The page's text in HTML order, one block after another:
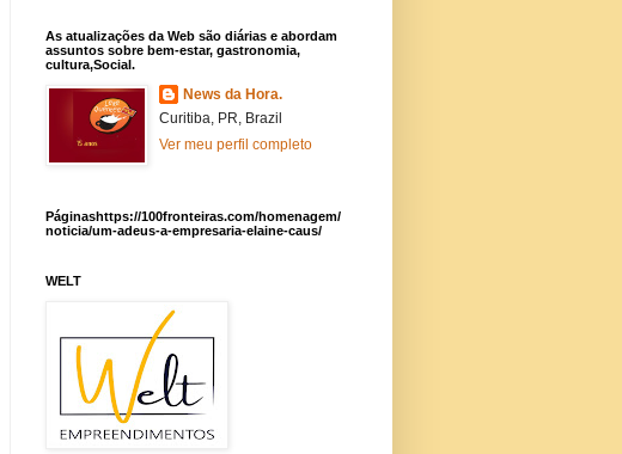
As atualizações da Web são diárias e abordam
assuntos sobre bem-estar, gastronomia,
cultura,Social.
News da Hora.
Curitiba, PR, Brazil
Ver meu perfil completo
Páginashttps://100fronteiras.com/homenagem/
noticia/um-adeus-a-empresaria-elaine-caus/
WELT